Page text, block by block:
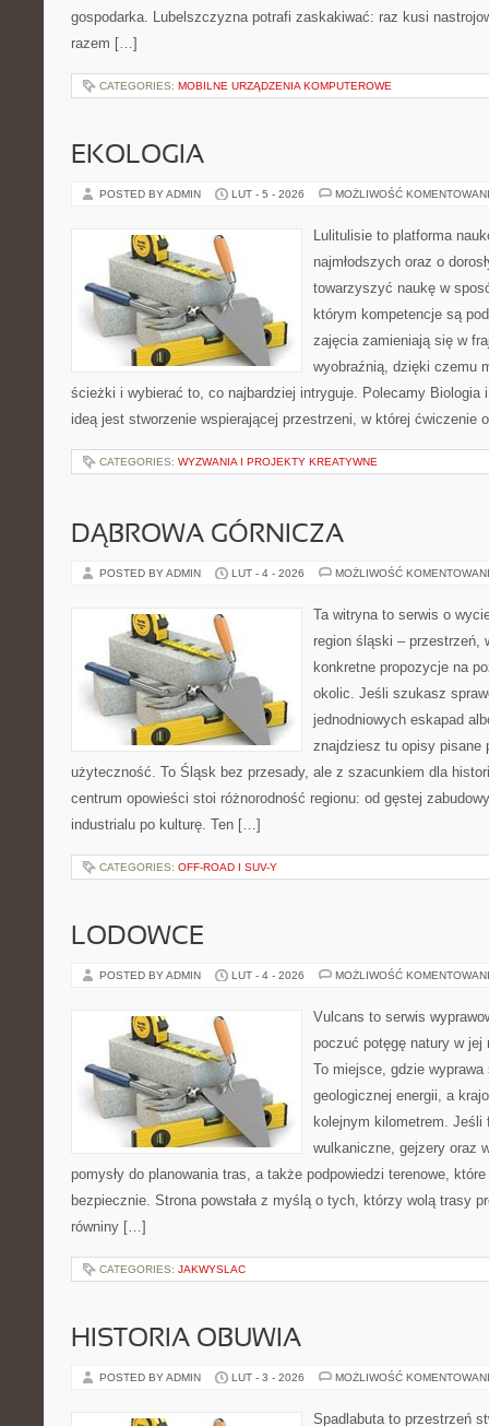
gospodarka. Lubelszczyzna potrafi zaskakiwać: raz kusi
razem […]
CATEGORIES: MOBILNE URZĄDZENIA KOMPUTEROWE
EKOLOGIA
POSTED BY ADMIN LUT - 5 - 2026 MOŻLIWOŚĆ
Lulitulisie to platforma
najmłodszych oraz o
towarzyszyć naukę w
którym kompetencje są
zajęcia zamieniają się w
wyobraźnią, dzięki czemu
ścieżki i wybierać to, co najbardziej intryguje. Polecamy Biologia
ideą jest stworzenie wspierającej przestrzeni, w której
CATEGORIES: WYZWANIA I PROJEKTY KREATYWNE
DĄBROWA GÓRNICZA
POSTED BY ADMIN LUT - 4 - 2026 MOŻLIWOŚĆ
Ta witryna to serwis o
region śląski – przestrzeń,
konkretne propozycje na
okolic. Jeśli szukasz
jednodniowych eskapad
znajdziesz tu opisy pisane
użyteczność. To Śląsk bez przesady, ale z szacunkiem dla
centrum opowieści stoi różnorodność regionu: od gęstej
industrialu po kulturę. Ten […]
CATEGORIES: OFF-ROAD I SUV-Y
LODOWCE
POSTED BY ADMIN LUT - 4 - 2026 MOŻLIWOŚĆ
Vulcans to serwis
poczuć potęgę natury w jej
To miejsce, gdzie
geologicznej energii, a
kolejnym kilometrem.
wulkaniczne, gejzery oraz
pomysły do planowania tras, a także podpowiedzi terenowe,
bezpiecznie. Strona powstała z myślą o tych, którzy wolą trasy
równiny […]
CATEGORIES: JAKWYSLAC
HISTORIA OBUWIA
POSTED BY ADMIN LUT - 3 - 2026 MOŻLIWOŚĆ
Spadlabuta to przestrzeń